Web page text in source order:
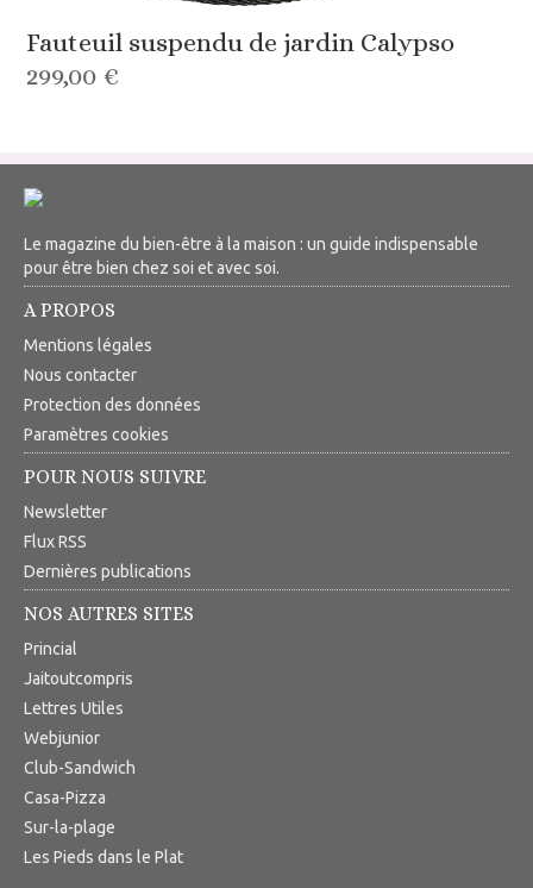
Fauteuil suspendu de jardin Calypso
299,00 €
Le magazine du bien-être à la maison : un guide indispensable
pour être bien chez soi et avec soi.
A PROPOS
Mentions légales
Nous contacter
Protection des données
Paramètres cookies
POUR NOUS SUIVRE
Newsletter
Flux RSS
Dernières publications
NOS AUTRES SITES
Princial
Jaitoutcompris
Lettres Utiles
Webjunior
Club-Sandwich
Casa-Pizza
Sur-la-plage
Les Pieds dans le Plat